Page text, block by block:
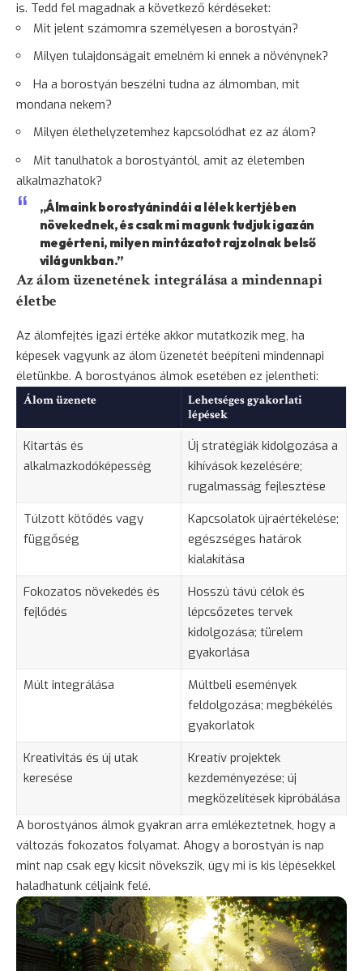
is. Tedd fel magadnak a következő kérdéseket:
Mit jelent számomra személyesen a borostyán?
Milyen tulajdonságait emelném ki ennek a növénynek?
Ha a borostyán beszélni tudna az álmomban, mit
mondana nekem?
Milyen élethelyzetemhez kapcsolódhat ez az álom?
Mit tanulhatok a borostyántól, amit az életemben
alkalmazhatok?
„Álmaink borostyánindái a lélek kertjében
növekednek, és csak mi magunk tudjuk igazán
megérteni, milyen mintázatot rajzolnak belső
világunkban.”
Az álom üzenetének integrálása a mindennapi
életbe
Az álomfejtés igazi értéke akkor mutatkozik meg, ha
képesek vagyunk az álom üzenetét beépíteni mindennapi
életünkbe. A borostyános álmok esetében ez jelentheti:
Álom üzenete
Lehetséges gyakorlati
lépések
Kitartás és
alkalmazkodóképesség
Új stratégiák kidolgozása a
kihívások kezelésére;
rugalmasság fejlesztése
Túlzott kötődés vagy
függőség
Kapcsolatok újraértékelése;
egészséges határok
kialakítása
Fokozatos növekedés és
fejlődés
Hosszú távú célok és
lépcsőzetes tervek
kidolgozása; türelem
gyakorlása
Múlt integrálása
Múltbeli események
feldolgozása; megbékélés
gyakorlatok
Kreativitás és új utak
keresése
Kreatív projektek
kezdeményezése; új
megközelítések kipróbálása
A borostyános álmok gyakran arra emlékeztetnek, hogy a
változás fokozatos folyamat. Ahogy a borostyán is nap
mint nap csak egy kicsit növekszik, úgy mi is kis lépésekkel
haladhatunk céljaink felé.